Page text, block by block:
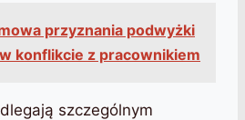
przyznania podwyżki
konflikcie z pracownikiem
szczególnym